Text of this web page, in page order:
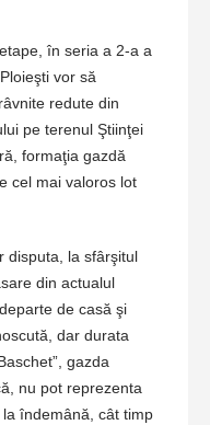
în seria a 2-a a
vor să
redute din
pe terenul Ştiinţei
formaţia gazdă
cel mai valoros lot
disputa, la sfârşitul
din actualul
de casă şi
dar durata
gazda
nu pot reprezenta
îndemână, cât timp